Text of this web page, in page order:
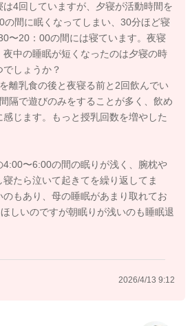
4回していますが、夕寝が活動時間を
間に眠くなってしまい、30分ほど寝
〜20：00の間には寝ています。夜寝
中の睡眠が短くなったのは夕寝の時
しょうか？
離乳食の後と夜寝る前と2回飲んでい
隔で遊びのみをすることが多く、飲め
じます。もっと授乳回数を増やした
4:00〜6:00の間の眠りが浅く、腕枕や
たら泣いて起きてを繰り返してま
もあり、母の睡眠があまり取れてお
しいのですが朝眠りが浅いのも睡眠退
2026/4/13 9:12